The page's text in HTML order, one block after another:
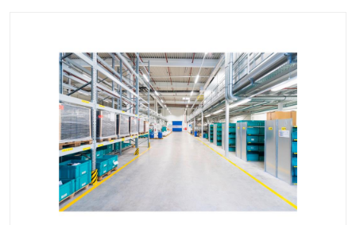
sap软件开发 sap管理系统
码上用条码管理 扫码系统
工厂ERP软件 制造业ERP系统
工厂ERP系统 皮具厂erp系统
食品厂erp系统